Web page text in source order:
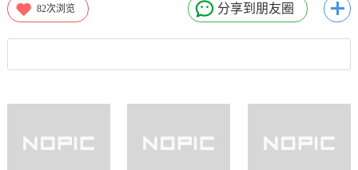
82次浏览 分享到朋友圈